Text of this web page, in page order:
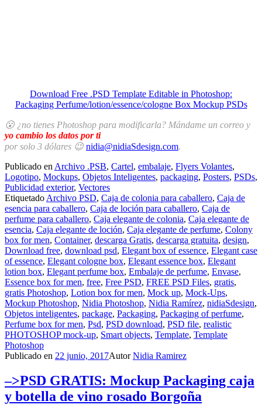
Download Free .PSD Template Editable in Photoshop:
Packaging Perfume/lotion/essence/cologne Box Mockup PSDs
😮 ¿no tienes Photoshop para modificarla? Mándame un correo y
yo cambio los datos por ti
por solo 3 dólares 😉 nidia@nidiaSdesign.com.
Publicado en Archivo .PSB, Cartel, embalaje, Flyers Volantes,
Logotipo, Mockups, Objetos Inteligentes, packaging, Posters, PSDs,
Publicidad exterior, Vectores
Etiquetado Archivo PSD, Caja de colonia para caballero, Caja de
esencia para caballero, Caja de loción para caballero, Caja de
perfume para caballero, Caja elegante de colonia, Caja elegante de
esencia, Caja elegante de loción, Caja elegante de perfume, Colony
box for men, Container, descarga Gratis, descarga gratuita, design,
Download free, download psd, Elegant box of essence, Elegant case
of essence, Elegant cologne box, Elegant essence box, Elegant
lotion box, Elegant perfume box, Embalaje de perfume, Envase,
Essence box for men, free, Free PSD, FREE PSD Files, gratis,
gratis Photoshop, Lotion box for men, Mock up, Mock-Ups,
Mockup Photoshop, Nidia Photoshop, Nidia Ramírez, nidiaSdesign,
Objetos inteligentes, package, Packaging, Packaging of perfume,
Perfume box for men, Psd, PSD download, PSD file, realistic
PHOTOSHOP mock-up, Smart objects, Template, Template
Photoshop
Publicado en 22 junio, 2017AutorNidia Ramirez
–>PSD GRATIS: Mockup Packaging caja
y botella de vino rosado Borgoña